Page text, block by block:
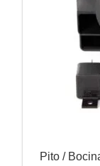
Pito /